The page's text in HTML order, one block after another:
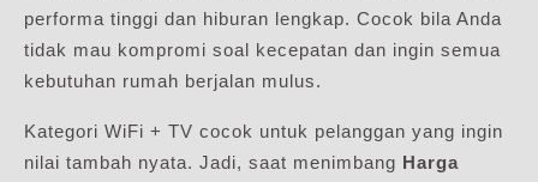
performa tinggi dan hiburan lengkap. Cocok bila Anda
tidak mau kompromi soal kecepatan dan ingin semua
kebutuhan rumah berjalan mulus.
Kategori WiFi + TV cocok untuk pelanggan yang ingin
nilai tambah nyata. Jadi, saat menimbang Harga